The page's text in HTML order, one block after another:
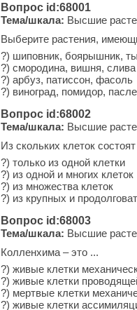
Вопрос id:68001
Тема/шкала: Высшие
Выберите растения,
?) шиповник, боярышник,
?) смородина, вишня, слива
?) арбуз, патиссон, фасоль
?) виноград, помидор,
Вопрос id:68002
Тема/шкала: Высшие
Из скольких клеток
?) только из одной клетки
?) из одной и многих клеток
?) из множества клеток
?) из крупных и
Вопрос id:68003
Тема/шкала: Высшие
Колленхима – это ...
?) живые клетки
?) живые клетки
?) мертвые клетки
?) живые клетки